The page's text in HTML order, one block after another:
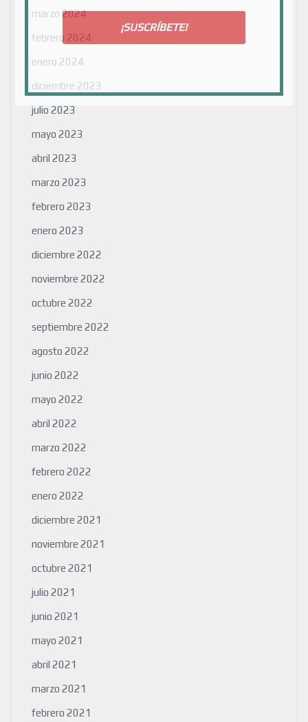
marzo 2024
febrero 2024
enero 2024
diciembre 2023
julio 2023
mayo 2023
abril 2023
marzo 2023
febrero 2023
enero 2023
diciembre 2022
noviembre 2022
octubre 2022
septiembre 2022
agosto 2022
junio 2022
mayo 2022
abril 2022
marzo 2022
febrero 2022
enero 2022
diciembre 2021
noviembre 2021
octubre 2021
julio 2021
junio 2021
mayo 2021
abril 2021
marzo 2021
febrero 2021